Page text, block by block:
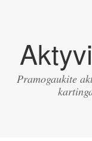
Pramogaukite